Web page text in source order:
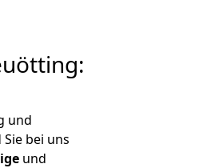
und
bei uns
und